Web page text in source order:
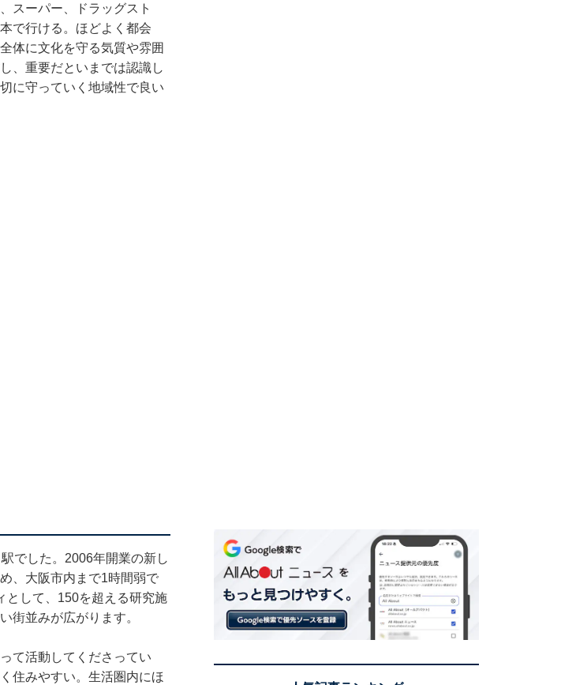
スーパー、ドラッグスト
で行ける。ほどよく都会
体に文化を守る気質や雰囲
、重要だといまでは認識し
に守っていく地域性で良い
でした。2006年開業の新し
、大阪市内まで1時間弱で
として、150を超える研究施
街並みが広がります。
て活動してくださってい
住みやすい。生活圏内にほ